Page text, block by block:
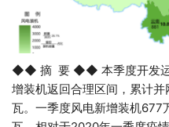
◆◆ 摘 要 ◆◆ 本季度开发运
增装机返回合理区间，累计
瓦。一季度风电新增装机677